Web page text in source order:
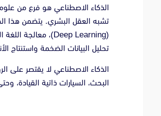
الذكاء الاصطناعي هو فرع من
تحليل البيانات الضخمة
الذكاء الاصطناعي لا يقتصر على
البحث، السيارات ذاتية القيادة،